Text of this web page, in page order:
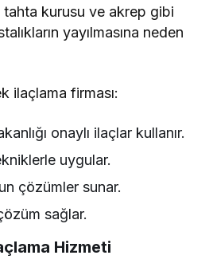
kurusu ve akrep gibi
yayılmasına neden
ilaçlama firması:
onaylı ilaçlar kullanır.
uygular.
çözümler sunar.
sağlar.
Hizmeti